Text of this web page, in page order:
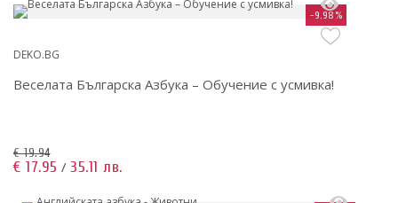
-9.98%
DEKO.BG
Веселата Българска Азбука – Обучение с усмивка!
€ 19.94
€ 17.95 / 35.11 лв.